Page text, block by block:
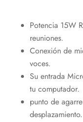
Potencia 15W
reuniones.
Conexión de
voces.
Su entrada
tu computador.
punto de
desplazamiento.